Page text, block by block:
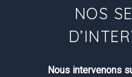
NOS
Nous intervenons